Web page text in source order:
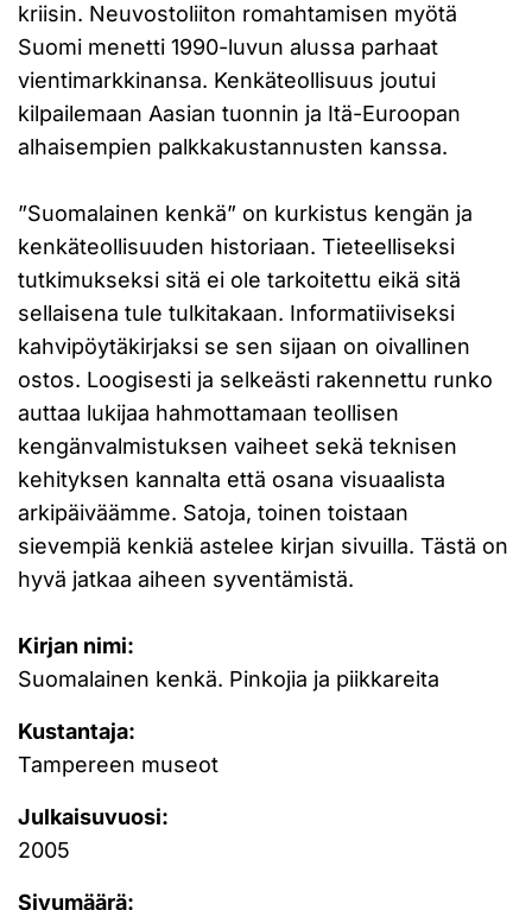
kriisin. Neuvostoliiton romahtamisen myötä
Suomi menetti 1990-luvun alussa parhaat
vientimarkkinansa. Kenkäteollisuus joutui
kilpailemaan Aasian tuonnin ja Itä-Euroopan
alhaisempien palkkakustannusten kanssa.
”Suomalainen kenkä” on kurkistus kengän ja
kenkäteollisuuden historiaan. Tieteelliseksi
tutkimukseksi sitä ei ole tarkoitettu eikä sitä
sellaisena tule tulkitakaan. Informatiiviseksi
kahvipöytäkirjaksi se sen sijaan on oivallinen
ostos. Loogisesti ja selkeästi rakennettu runko
auttaa lukijaa hahmottamaan teollisen
kengänvalmistuksen vaiheet sekä teknisen
kehityksen kannalta että osana visuaalista
arkipäiväämme. Satoja, toinen toistaan
sievempiä kenkiä astelee kirjan sivuilla. Tästä on
hyvä jatkaa aiheen syventämistä.
Kirjan nimi:
Suomalainen kenkä. Pinkojia ja piikkareita
Kustantaja:
Tampereen museot
Julkaisuvuosi:
2005
Sivumäärä: